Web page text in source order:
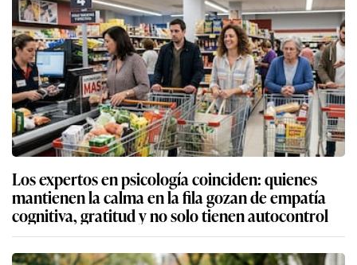
Los expertos en psicología coinciden: quienes
mantienen la calma en la fila gozan de empatía
cognitiva, gratitud y no solo tienen autocontrol